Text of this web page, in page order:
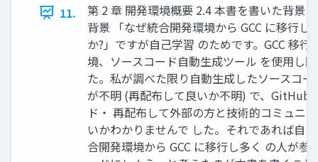
11.
第 2 章 開発環境概要 2.4 本書を書いた背景
背景 「なぜ統合開発環境から GCC に移行し
か?」ですが自己学習 のためです。GCC 移
境、ソースコード自動生成ツール を使用し
た。私が調べた限り自動生成したソースコ
が不明 (再配布して良いか不明) で、GitHub
ド・ 再配布して外部の方と技術的コミュニ
いかわかりませんで した。それであれば自
合開発環境から GCC に移行し多く の人が参